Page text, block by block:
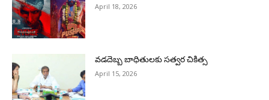
April 18, 2026
వడదెబ్బ బాధితులకు సత్వర చికిత్స
April 15, 2026